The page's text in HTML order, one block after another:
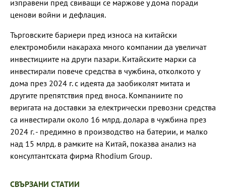
изправени пред свиващи се маржове у дома поради
ценови войни и дефлация.
Търговските бариери пред износа на китайски
електромобили накараха много компании да увеличат
инвестициите на други пазари. Китайските марки са
инвестирали повече средства в чужбина, отколкото у
дома през 2024 г. с идеята да заобиколят митата и
другите препятствия пред вноса. Компаниите по
веригата на доставки за електрически превозни средства
са инвестирали около 16 млрд. долара в чужбина през
2024 г. - предимно в производство на батерии, и малко
над 15 млрд. в рамките на Китай, показва анализ на
консултантската фирма Rhodium Group.
СВЪРЗАНИ СТАТИИ